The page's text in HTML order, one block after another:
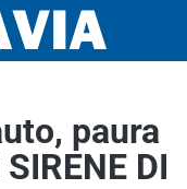
paura
DI